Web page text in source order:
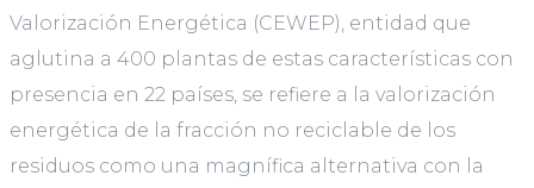
Valorización Energética (CEWEP), entidad que
aglutina a 400 plantas de estas características con
presencia en 22 países, se refiere a la valorización
energética de la fracción no reciclable de los
residuos como una magnífica alternativa con la